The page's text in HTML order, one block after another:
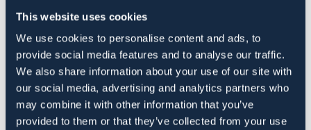
This website uses cookies
We use cookies to personalise content and ads, to
provide social media features and to analyse our traffic.
We also share information about your use of our site with
our social media, advertising and analytics partners who
may combine it with other information that you’ve
provided to them or that they’ve collected from your use
med bred skärm, glittrande ram, matt yta och panel.
Designad med totalt sex ventilationsöppningar.
Hakband med trepunktsfästen i syntetiskt läder,
snabbspänne och en mjuk tunnel av Cooldry-material.
För optimal passform justeras storleken enkelt baktill
med hjälp av rattsystemet och det
justerbara hakbandet.
Avtagbart innerfoder av Cooldry-material som torkar